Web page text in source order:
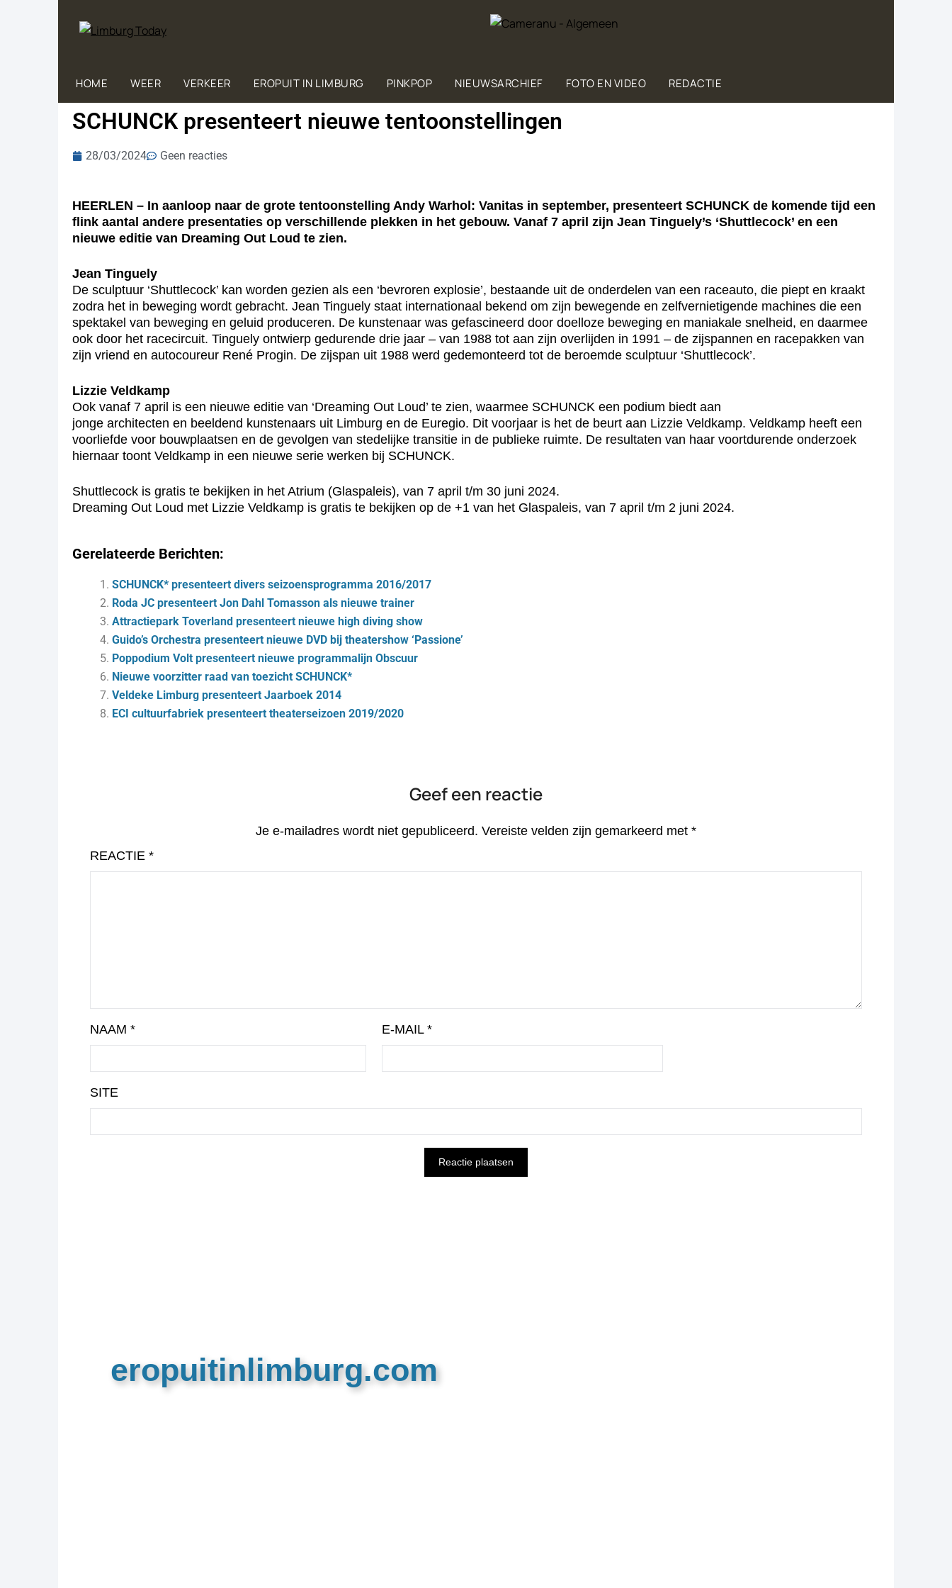
HOME WEER VERKEER EROPUIT IN LIMBURG PINKPOP NIEUWSARCHIEF FOTO EN VIDEO REDACTIE
SCHUNCK presenteert nieuwe tentoonstellingen
28/03/2024 Geen reacties
HEERLEN – In aanloop naar de grote tentoonstelling Andy Warhol: Vanitas in september, presenteert SCHUNCK de komende tijd een
flink aantal andere presentaties op verschillende plekken in het gebouw. Vanaf 7 april zijn Jean Tinguely’s ‘Shuttlecock’ en een
nieuwe editie van Dreaming Out Loud te zien.
Jean Tinguely
De sculptuur ‘Shuttlecock’ kan worden gezien als een ‘bevroren explosie’, bestaande uit de onderdelen van een raceauto, die piept en kraakt
zodra het in beweging wordt gebracht. Jean Tinguely staat internationaal bekend om zijn bewegende en zelfvernietigende machines die een
spektakel van beweging en geluid produceren. De kunstenaar was gefascineerd door doelloze beweging en maniakale snelheid, en daarmee
ook door het racecircuit. Tinguely ontwierp gedurende drie jaar – van 1988 tot aan zijn overlijden in 1991 – de zijspannen en racepakken van
zijn vriend en autocoureur René Progin. De zijspan uit 1988 werd gedemonteerd tot de beroemde sculptuur ‘Shuttlecock’.
Lizzie Veldkamp
Ook vanaf 7 april is een nieuwe editie van ‘Dreaming Out Loud’ te zien, waarmee SCHUNCK een podium biedt aan
jonge architecten en beeldend kunstenaars uit Limburg en de Euregio. Dit voorjaar is het de beurt aan Lizzie Veldkamp. Veldkamp heeft een
voorliefde voor bouwplaatsen en de gevolgen van stedelijke transitie in de publieke ruimte. De resultaten van haar voortdurende onderzoek
hiernaar toont Veldkamp in een nieuwe serie werken bij SCHUNCK.
Shuttlecock is gratis te bekijken in het Atrium (Glaspaleis), van 7 april t/m 30 juni 2024.
Dreaming Out Loud met Lizzie Veldkamp is gratis te bekijken op de +1 van het Glaspaleis, van 7 april t/m 2 juni 2024.
Gerelateerde Berichten:
SCHUNCK* presenteert divers seizoensprogramma 2016/2017
Roda JC presenteert Jon Dahl Tomasson als nieuwe trainer
Attractiepark Toverland presenteert nieuwe high diving show
Guido’s Orchestra presenteert nieuwe DVD bij theatershow ‘Passione’
Poppodium Volt presenteert nieuwe programmalijn Obscuur
Nieuwe voorzitter raad van toezicht SCHUNCK*
Veldeke Limburg presenteert Jaarboek 2014
ECI cultuurfabriek presenteert theaterseizoen 2019/2020
Geef een reactie
Je e-mailadres wordt niet gepubliceerd. Vereiste velden zijn gemarkeerd met *
REACTIE *
NAAM * E-MAIL *
SITE
eropuitinlimburg.com